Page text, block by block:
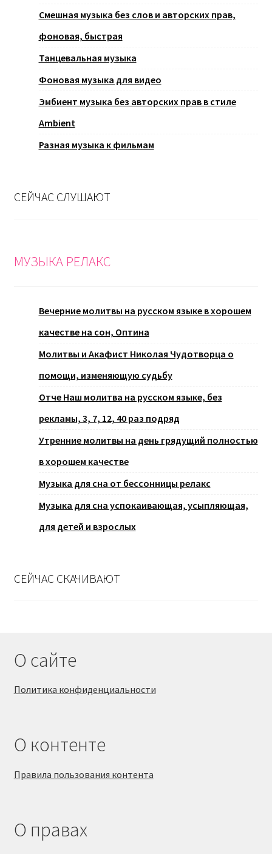
Смешная музыка без слов и авторских прав,
фоновая, быстрая
Танцевальная музыка
Фоновая музыка для видео
Эмбиент музыка без авторских прав в стиле
Ambient
Разная музыка к фильмам
СЕЙЧАС СЛУШАЮТ
МУЗЫКА РЕЛАКС
Вечерние молитвы на русском языке в хорошем
качестве на сон, Оптина
Молитвы и Акафист Николая Чудотворца о
помощи, изменяющую судьбу
Отче Наш молитва на русском языке, без
рекламы, 3, 7, 12, 40 раз подряд
Утренние молитвы на день грядущий полностью
в хорошем качестве
Музыка для сна от бессонницы релакс
Музыка для сна успокаивающая, усыпляющая,
для детей и взрослых
СЕЙЧАС СКАЧИВАЮТ
О сайте
Политика конфиденциальности
О контенте
Правила пользования контента
О правах